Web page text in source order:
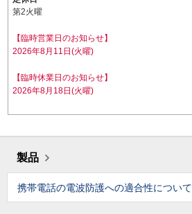
第2火曜
【臨時営業日のお知らせ】
2026年8月11日(火曜)
【臨時休業日のお知らせ】
2026年8月18日(火曜)
製品
携帯電話の電波防護への適合性について